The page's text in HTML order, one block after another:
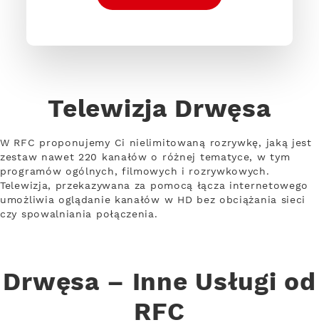
Telewizja Drwęsa
W RFC proponujemy Ci nielimitowaną rozrywkę, jaką jest
zestaw nawet 220 kanałów o różnej tematyce, w tym
programów ogólnych, filmowych i rozrywkowych.
Telewizja, przekazywana za pomocą łącza internetowego
umożliwia oglądanie kanałów w HD bez obciążania sieci
czy spowalniania połączenia.
Drwęsa – Inne Usługi od
RFC